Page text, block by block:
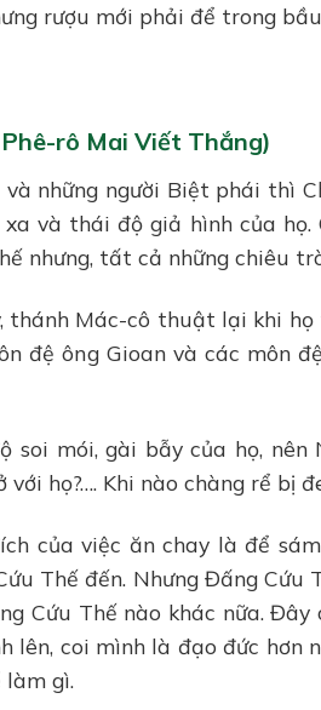
rượu mới phải để trong
rô Mai Viết Thắng)
những người Biệt phái thì
và thái độ giả hình của họ.
nhưng, tất cả những chiêu
thánh Mác-cô thuật lại khi
đệ ông Gioan và các môn
mói, gài bẫy của họ, nên
với họ?…. Khi nào chàng rể bị
của việc ăn chay là để
Thế đến. Nhưng Đấng
Cứu Thế nào khác nữa.
lên, coi mình là đạo đức hơn
làm gì.